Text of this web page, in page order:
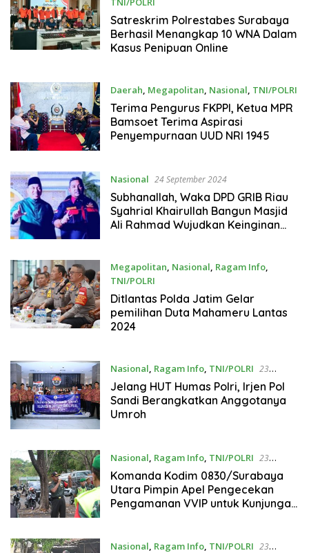
24 September 2024
Satreskrim Polrestabes Surabaya
Berhasil Menangkap 10 WNA Dalam
Kasus Penipuan Online
Daerah, Megapolitan, Nasional, TNI/POLRI
24 September 2024
Terima Pengurus FKPPI, Ketua MPR
Bamsoet Terima Aspirasi
Penyempurnaan UUD NRI 1945
Nasional 24 September 2024
Subhanallah, Waka DPD GRIB Riau
Syahrial Khairullah Bangun Masjid
Ali Rahmad Wujudkan Keinginan
Megapolitan, Nasional, Ragam Info,
TNI/POLRI
23 September 2024
Ditlantas Polda Jatim Gelar
pemilihan Duta Mahameru Lantas
2024
Nasional, Ragam Info, TNI/POLRI 23
September 2024
Jelang HUT Humas Polri, Irjen Pol
Sandi Berangkatkan Anggotanya
Umroh
Nasional, Ragam Info, TNI/POLRI 23
September 2024
Komanda Kodim 0830/Surabaya
Utara Pimpin Apel Pengecekan
Pengamanan VVIP untuk Kunjungan
Nasional, Ragam Info, TNI/POLRI 23